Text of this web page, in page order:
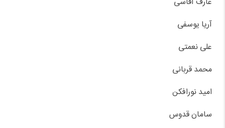
آریا یوسفی
علی نعمتی
محمد قربانی
امید نورافکن
سامان قدوس